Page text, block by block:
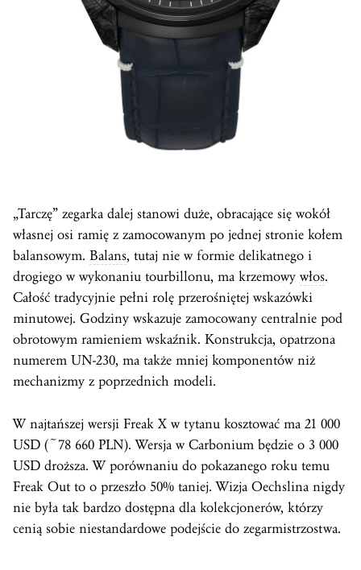
„Tarczę” zegarka dalej stanowi duże, obracające się wokół
własnej osi ramię z zamocowanym po jednej stronie kołem
balansowym. Balans, tutaj nie w formie delikatnego i
drogiego w wykonaniu tourbillonu, ma krzemowy włos.
Całość tradycyjnie pełni rolę przerośniętej wskazówki
minutowej. Godziny wskazuje zamocowany centralnie pod
obrotowym ramieniem wskaźnik. Konstrukcja, opatrzona
numerem UN-230, ma także mniej komponentów niż
mechanizmy z poprzednich modeli.
W najtańszej wersji Freak X w tytanu kosztować ma 21 000
USD (~78 660 PLN). Wersja w Carbonium będzie o 3 000
USD droższa. W porównaniu do pokazanego roku temu
Freak Out to o przeszło 50% taniej. Wizja Oechslina nigdy
nie była tak bardzo dostępna dla kolekcjonerów, którzy
cenią sobie niestandardowe podejście do zegarmistrzostwa.